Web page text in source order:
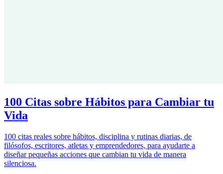
100 Citas sobre Hábitos para Cambiar tu
Vida
100 citas reales sobre hábitos, disciplina y rutinas diarias, de
filósofos, escritores, atletas y emprendedores, para ayudarte a
diseñar pequeñas acciones que cambian tu vida de manera
silenciosa.